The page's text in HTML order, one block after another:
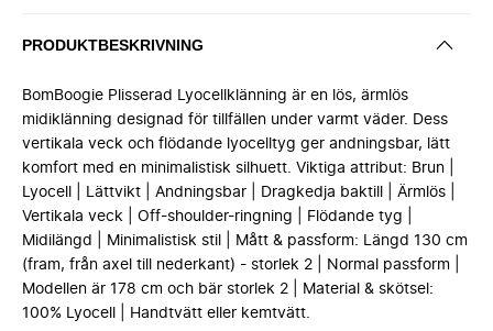
PRODUKTBESKRIVNING
BomBoogie Plisserad Lyocellklänning är en lös, ärmlös
midiklänning designad för tillfällen under varmt väder. Dess
vertikala veck och flödande lyocelltyg ger andningsbar, lätt
komfort med en minimalistisk silhuett. Viktiga attribut: Brun |
Lyocell | Lättvikt | Andningsbar | Dragkedja baktill | Ärmlös |
Vertikala veck | Off-shoulder-ringning | Flödande tyg |
Midilängd | Minimalistisk stil | Mått & passform: Längd 130 cm
(fram, från axel till nederkant) - storlek 2 | Normal passform |
Modellen är 178 cm och bär storlek 2 | Material & skötsel:
100% Lyocell | Handtvätt eller kemtvätt.